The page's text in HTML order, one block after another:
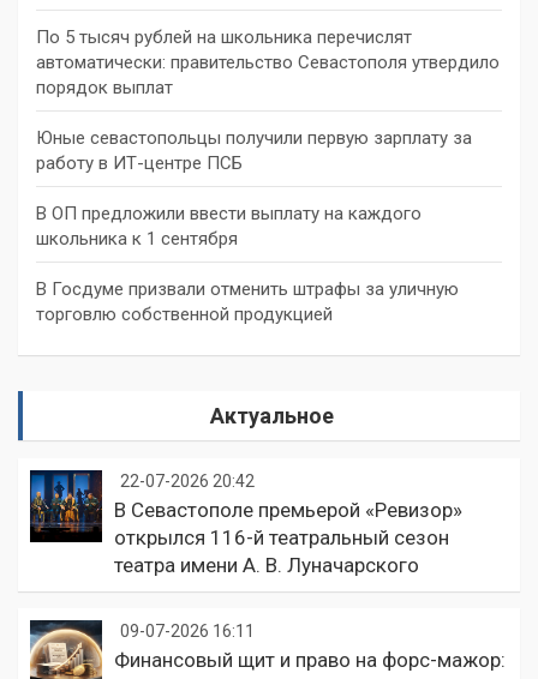
По 5 тысяч рублей на школьника перечислят
автоматически: правительство Севастополя утвердило
порядок выплат
Юные севастопольцы получили первую зарплату за
работу в ИТ-центре ПСБ
В ОП предложили ввести выплату на каждого
школьника к 1 сентября
В Госдуме призвали отменить штрафы за уличную
торговлю собственной продукцией
Актуальное
22-07-2026 20:42
В Севастополе премьерой «Ревизор»
открылся 116-й театральный сезон
театра имени А. В. Луначарского
09-07-2026 16:11
Финансовый щит и право на форс-мажор: